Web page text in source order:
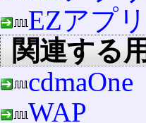
EZアプ
関連する
cdmaOne
WAP